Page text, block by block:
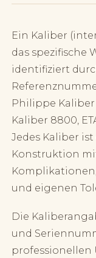
Ein Kaliber
das spezifische
identifiziert
Philippe Kaliber
Kaliber 8800,
Jedes Kaliber
Konstruktion
und eigenen
Die
und
professionellen